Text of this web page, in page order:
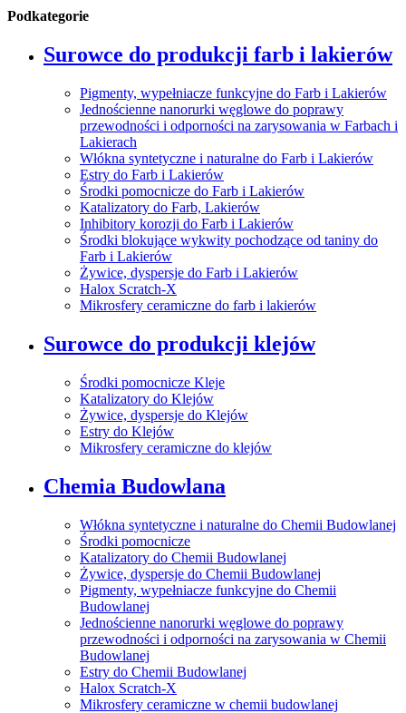
Podkategorie
Surowce do produkcji farb i lakierów
Pigmenty, wypełniacze funkcyjne do Farb i Lakierów
Jednościenne nanorurki węglowe do poprawy
przewodności i odporności na zarysowania w Farbach i
Lakierach
Włókna syntetyczne i naturalne do Farb i Lakierów
Estry do Farb i Lakierów
Środki pomocnicze do Farb i Lakierów
Katalizatory do Farb, Lakierów
Inhibitory korozji do Farb i Lakierów
Środki blokujące wykwity pochodzące od taniny do
Farb i Lakierów
Żywice, dyspersje do Farb i Lakierów
Halox Scratch-X
Mikrosfery ceramiczne do farb i lakierów
Surowce do produkcji klejów
Środki pomocnicze Kleje
Katalizatory do Klejów
Żywice, dyspersje do Klejów
Estry do Klejów
Mikrosfery ceramiczne do klejów
Chemia Budowlana
Włókna syntetyczne i naturalne do Chemii Budowlanej
Środki pomocnicze
Katalizatory do Chemii Budowlanej
Żywice, dyspersje do Chemii Budowlanej
Pigmenty, wypełniacze funkcyjne do Chemii
Budowlanej
Jednościenne nanorurki węglowe do poprawy
przewodności i odporności na zarysowania w Chemii
Budowlanej
Estry do Chemii Budowlanej
Halox Scratch-X
Mikrosfery ceramiczne w chemii budowlanej